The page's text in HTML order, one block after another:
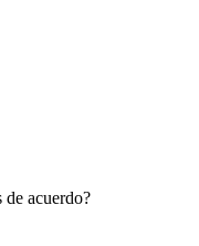
acuerdo?